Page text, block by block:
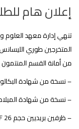
إعلان هام
تنهي إدارة معهد العلوم و
من أمانة القسم المنتمون
– نسخة من شهادة
– نسخة من شهادة الميلاد لسنة
– ظرفين بريديين حجم F 26